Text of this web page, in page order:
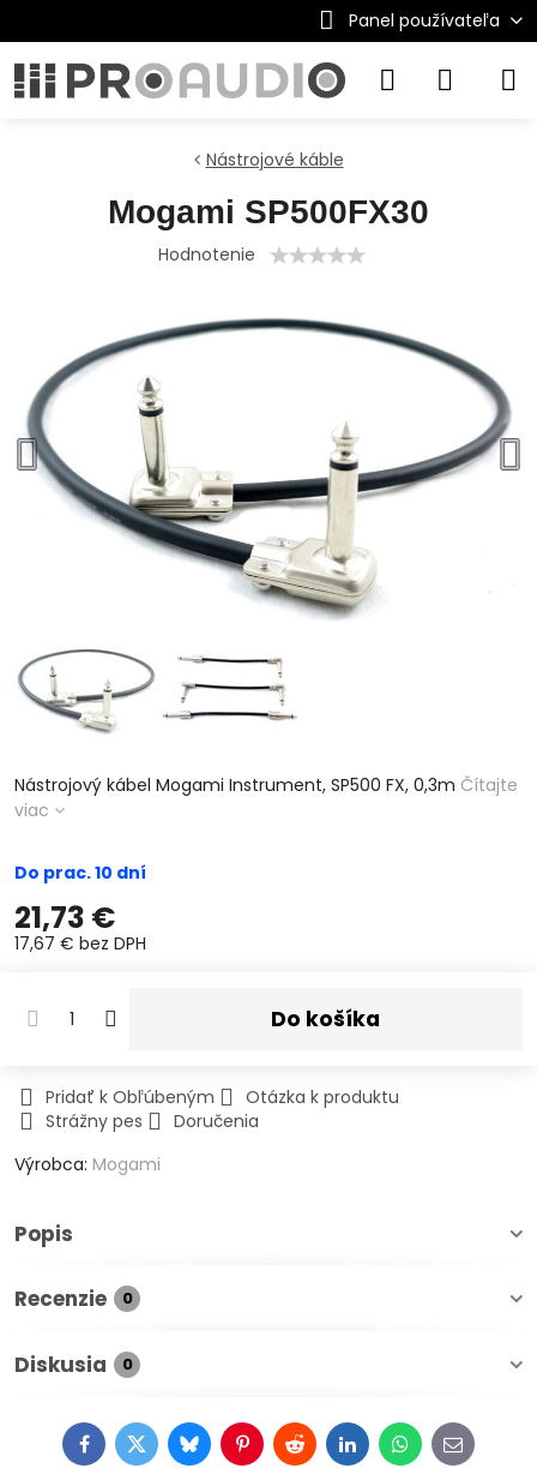
Panel používateľa
Nástrojové káble
Mogami SP500FX30
Hodnotenie
Nástrojový kábel Mogami Instrument, SP500 FX, 0,3m Čítajte
viac
Do prac. 10 dní
21,73 €
17,67 € bez DPH
Do košíka
Pridať k Obľúbeným
Otázka k produktu
Strážny pes
Doručenia
Výrobca: Mogami
Popis
Recenzie 0
Diskusia 0
FacebookTwitterBlueskyPinterestRedditLinkedInWhatsApp
E-